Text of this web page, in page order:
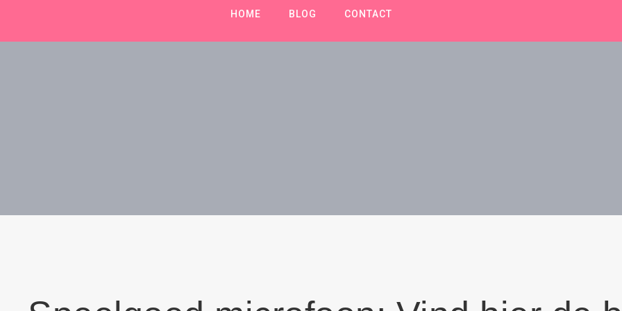
HOME BLOG CONTACT